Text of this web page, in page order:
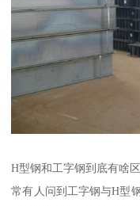
H型钢和工字钢到底有啥
常有人问到工字钢与H型